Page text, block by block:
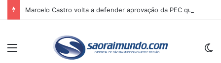
Menu